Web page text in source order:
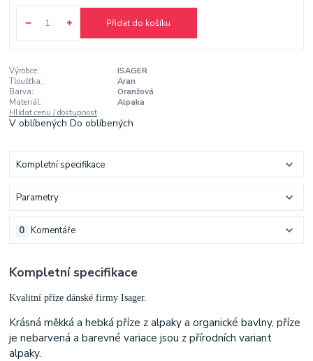
Přidat do košíku
Výrobce:
ISAGER
Tloušťka:
Aran
Barva:
Oranžová
Materiál:
Alpaka
Hlídat cenu / dostupnost
V oblíbenýchDo oblíbených
Kompletní specifikace
Parametry
Komentáře
0
Kompletní specifikace
Kvalitní příze dánské firmy Isager.
Krásná měkká a hebká příze z alpaky a organické bavlny, příze
je nebarvená a barevné variace jsou z přírodních variant
alpaky.